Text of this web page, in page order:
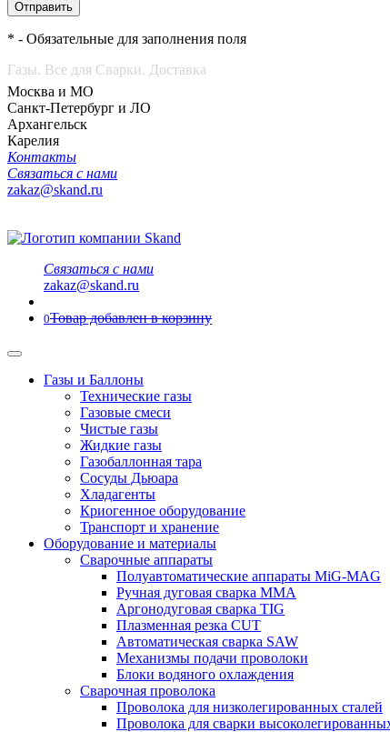
Отправить
* - Обязательные для заполнения поля
Газы. Все для Сварки. Доставка
Москва и МО
Санкт-Петербург и ЛО
Архангельск
Карелия
Контакты
Связаться с нами
zakaz@skand.ru
Связаться с нами
zakaz@skand.ru
0Товар добавлен в корзину
Газы и Баллоны
Технические газы
Газовые смеси
Чистые газы
Жидкие газы
Газобаллонная тара
Сосуды Дьюара
Хладагенты
Криогенное оборудование
Транспорт и хранение
Оборудование и материалы
Сварочные аппараты
Полуавтоматические аппараты MiG-MAG
Ручная дуговая сварка MMA
Аргонодуговая сварка TIG
Плазменная резка CUT
Автоматическая сварка SAW
Механизмы подачи проволоки
Блоки водяного охлаждения
Сварочная проволока
Проволока для низколегированных сталей
Проволока для сварки